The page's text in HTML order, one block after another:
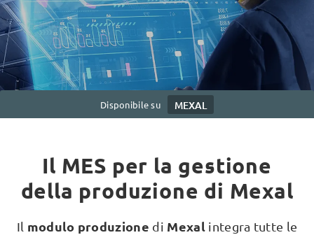
Disponibile su MEXAL
Il MES per la gestione
della produzione di Mexal
Il modulo produzione di Mexal integra tutte le